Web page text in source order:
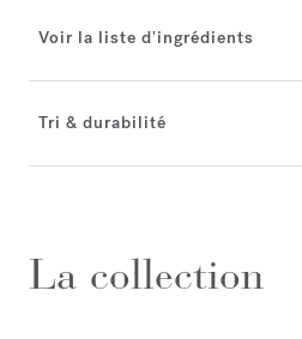
Voir la liste d'ingrédients
Tri & durabilité
La collection